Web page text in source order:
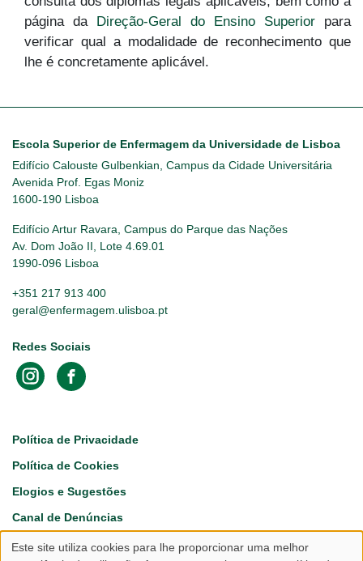
página da Direção-Geral do Ensino Superior para
verificar qual a modalidade de reconhecimento que
lhe é concretamente aplicável.
Escola Superior de Enfermagem da Universidade de Lisboa
Edifício Calouste Gulbenkian, Campus da Cidade Universitária
Avenida Prof. Egas Moniz
1600-190 Lisboa
Edifício Artur Ravara, Campus do Parque das Nações
Av. Dom João II, Lote 4.69.01
1990-096 Lisboa
+351 217 913 400
geral@enfermagem.ulisboa.pt
Redes Sociais
Footer
Política de Privacidade
Política de Cookies
Elogios e Sugestões
Canal de Denúncias
Este site utiliza cookies para lhe proporcionar uma melhor